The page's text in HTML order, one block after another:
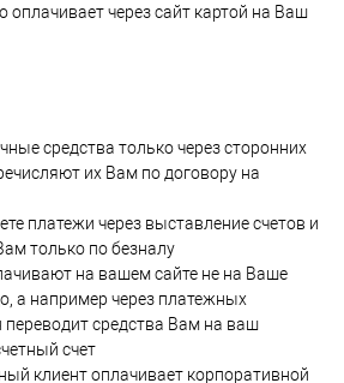
оплачивает через сайт картой на Ваш
средства только через сторонних
их Вам по договору на
платежи через выставление счетов и
только по безналу
на вашем сайте не на Ваше
а например через платежных
переводит средства Вам на ваш
счет
клиент оплачивает корпоративной